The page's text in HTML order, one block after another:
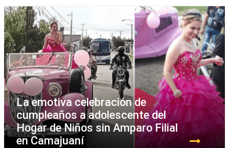
La emotiva celebración de
cumpleaños a adolescente del
Hogar de Niños sin Amparo Filial
en Camajuaní